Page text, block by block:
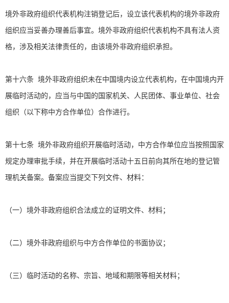
境外非政府组织代表机构注销登记后，设立该代表机构的境外非政府
组织应当妥善办理善后事宜。境外非政府组织代表机构不具有法人资
格，涉及相关法律责任的，由该境外非政府组织承担。
第十六条 境外非政府组织未在中国境内设立代表机构，在中国境内开
展临时活动的，应当与中国的国家机关、人民团体、事业单位、社会
组织（以下称中方合作单位）合作进行。
第十七条 境外非政府组织开展临时活动，中方合作单位应当按照国家
规定办理审批手续，并在开展临时活动十五日前向其所在地的登记管
理机关备案。备案应当提交下列文件、材料：
（一）境外非政府组织合法成立的证明文件、材料；
（二）境外非政府组织与中方合作单位的书面协议；
（三）临时活动的名称、宗旨、地域和期限等相关材料；